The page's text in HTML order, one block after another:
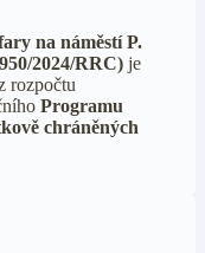
na náměstí P.
2024/RRC) je
rozpočtu
Programu
chráněných